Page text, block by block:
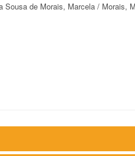
de Morais, Marcela / Morais,